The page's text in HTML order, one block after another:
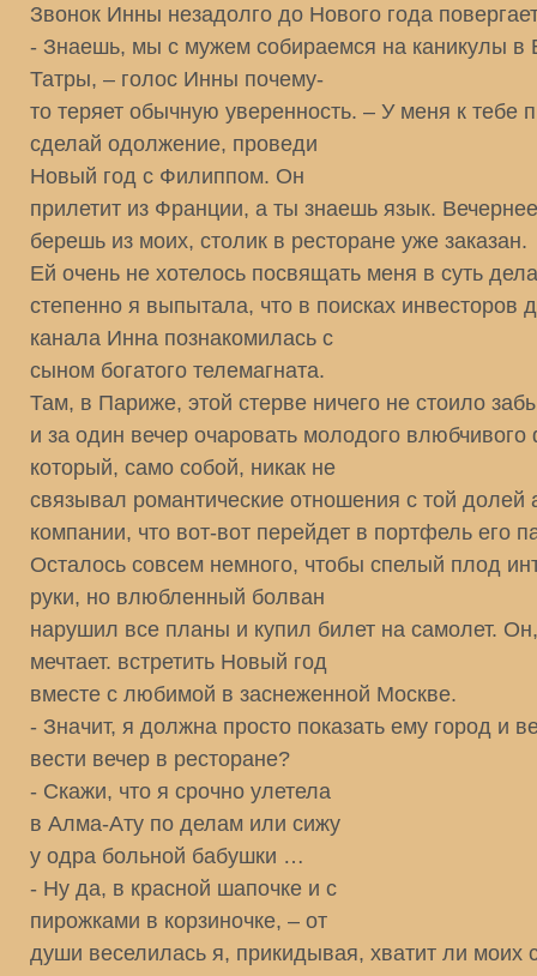
Звонок Инны незадолго до Нового года
- Знаешь, мы с мужем собираемся на каникулы в
Татры, – голос Инны почему-
то теряет обычную уверенность. – У меня к тебе
сделай одолжение, проведи
Новый год с Филиппом. Он
прилетит из Франции, а ты знаешь язык.
берешь из моих, столик в ресторане уже заказан.
Ей очень не хотелось посвящать меня в суть
степенно я выпытала, что в поисках инвесторов
канала Инна познакомилась с
сыном богатого телемагната.
Там, в Париже, этой стерве ничего не стоило
и за один вечер очаровать молодого влюбчивого
который, само собой, никак не
связывал романтические отношения с той долей
компании, что вот-вот перейдет в портфель его
Осталось совсем немного, чтобы спелый плод
руки, но влюбленный болван
нарушил все планы и купил билет на самолет.
мечтает. встретить Новый год
вместе с любимой в заснеженной Москве.
- Значит, я должна просто показать ему город и
вести вечер в ресторане?
- Скажи, что я срочно улетела
в Алма-Ату по делам или сижу
у одра больной бабушки …
- Ну да, в красной шапочке и с
пирожками в корзиночке, – от
души веселилась я, прикидывая, хватит ли моих